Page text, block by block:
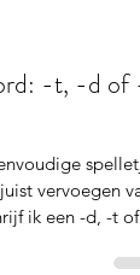
-t, -d of -